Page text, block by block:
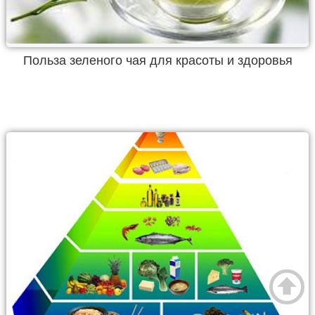
Польза зеленого чая для красоты и здоровья